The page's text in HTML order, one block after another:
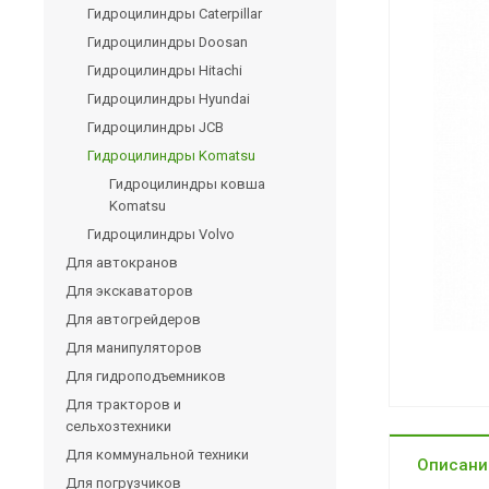
Гидроцилиндры Caterpillar
Гидроцилиндры Doosan
Гидроцилиндры Hitachi
Гидроцилиндры Hyundai
Гидроцилиндры JCB
Гидроцилиндры Komatsu
Гидроцилиндры ковша
Komatsu
Гидроцилиндры Volvo
Для автокранов
Для экскаваторов
Для автогрейдеров
Для манипуляторов
Для гидроподъемников
Для тракторов и
сельхозтехники
Для коммунальной техники
Для погрузчиков